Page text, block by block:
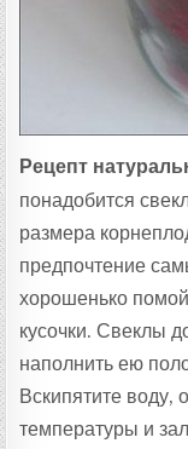
Рецепт
понадобится
размера
предпочтение
хорошенько
кусочки. Свеклы
наполнить ею
Вскипятите воду,
температуры и